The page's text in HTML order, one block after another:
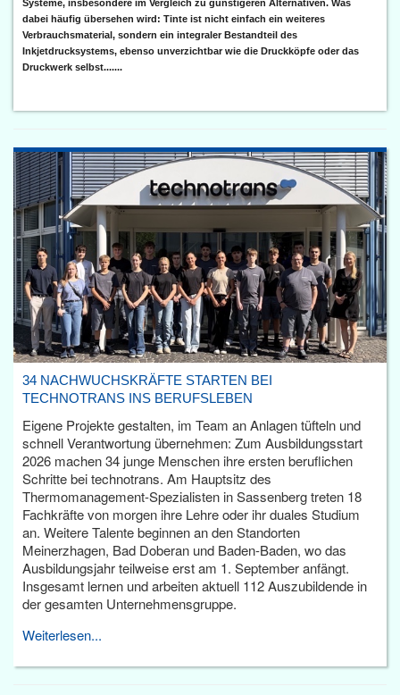
Systeme, insbesondere im Vergleich zu günstigeren Alternativen. Was
dabei häufig übersehen wird: Tinte ist nicht einfach ein weiteres
Verbrauchsmaterial, sondern ein integraler Bestandteil des
Inkjetdrucksystems, ebenso unverzichtbar wie die Druckköpfe oder das
Druckwerk selbst.......
34 NACHWUCHSKRÄFTE STARTEN BEI
TECHNOTRANS INS BERUFSLEBEN
Eigene Projekte gestalten, im Team an Anlagen tüfteln und
schnell Verantwortung übernehmen: Zum Ausbildungsstart
2026 machen 34 junge Menschen ihre ersten beruflichen
Schritte bei technotrans. Am Hauptsitz des
Thermomanagement-Spezialisten in Sassenberg treten 18
Fachkräfte von morgen ihre Lehre oder ihr duales Studium
an. Weitere Talente beginnen an den Standorten
Meinerzhagen, Bad Doberan und Baden-Baden, wo das
Ausbildungsjahr teilweise erst am 1. September anfängt.
Insgesamt lernen und arbeiten aktuell 112 Auszubildende in
der gesamten Unternehmensgruppe.
Weiterlesen...